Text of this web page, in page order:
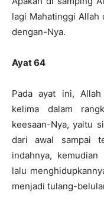
lagi Mahatinggi Allah
dengan-Nya.
Ayat 64
Pada ayat ini, Allah
kelima dalam
keesaan-Nya, yaitu
dari awal sampai
indahnya,
lalu
menjadi tulang-